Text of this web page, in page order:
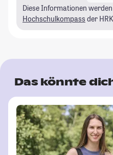
Diese Informationen
Hochschulkompass der
Das könnte